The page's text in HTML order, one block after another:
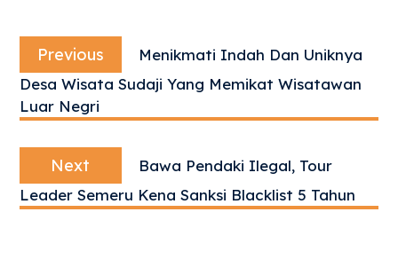
pos
Previous
post:
Menikmati Indah Dan Uniknya
Desa Wisata Sudaji Yang Memikat Wisatawan
Luar Negri
Next
post:
Bawa Pendaki Ilegal, Tour
Leader Semeru Kena Sanksi Blacklist 5 Tahun